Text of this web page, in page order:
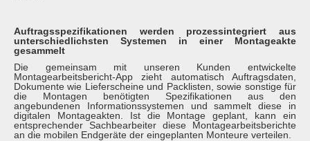
Auftragsspezifikationen werden prozessintegriert aus
unterschiedlichsten Systemen in einer Montageakte
gesammelt
Die gemeinsam mit unseren Kunden entwickelte
Montagearbeitsbericht-App zieht automatisch Auftragsdaten,
Dokumente wie Lieferscheine und Packlisten, sowie sonstige für
die Montagen benötigten Spezifikationen aus den
angebundenen Informationssystemen und sammelt diese in
digitalen Montageakten. Ist die Montage geplant, kann ein
entsprechender Sachbearbeiter diese Montagearbeitsberichte
an die mobilen Endgeräte der eingeplanten Monteure verteilen.